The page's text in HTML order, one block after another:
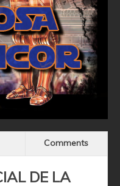
Comments
DE LA